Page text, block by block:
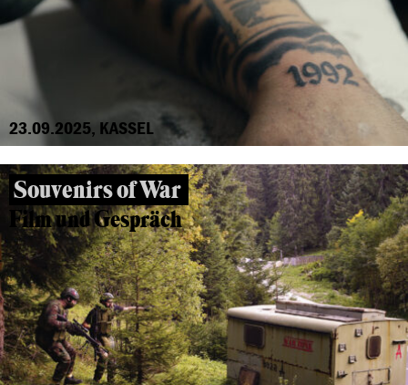
23.09.2025, KASSEL
Souvenirs of War
Film und Gespräch